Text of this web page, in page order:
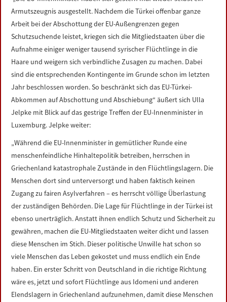
LINKS
DATENSCHUTZERKLÄRUNG
IMPRESSUM
Armutszeugnis ausgestellt. Nachdem die Türkei offenbar ganze
Arbeit bei der Abschottung der EU-Außengrenzen gegen
Schutzsuchende leistet, kriegen sich die Mitgliedstaaten über die
Aufnahme einiger weniger tausend syrischer Flüchtlinge in die
Haare und weigern sich verbindliche Zusagen zu machen. Dabei
sind die entsprechenden Kontingente im Grunde schon im letzten
Jahr beschlossen worden. So beschränkt sich das EU-Türkei-
Abkommen auf Abschottung und Abschiebung“ äußert sich Ulla
Jelpke mit Blick auf das gestrige Treffen der EU-Innenminister in
Luxemburg. Jelpke weiter:
„Während die EU-Innenminister in gemütlicher Runde eine
menschenfeindliche Hinhaltepolitik betreiben, herrschen in
Griechenland katastrophale Zustände in den Flüchtlingslagern. Die
Menschen dort sind unterversorgt und haben faktisch keinen
Zugang zu fairen Asylverfahren – es herrscht völlige Überlastung
der zuständigen Behörden. Die Lage für Flüchtlinge in der Türkei ist
ebenso unerträglich. Anstatt ihnen endlich Schutz und Sicherheit zu
gewähren, machen die EU-Mitgliedstaaten weiter dicht und lassen
diese Menschen im Stich. Dieser politische Unwille hat schon so
viele Menschen das Leben gekostet und muss endlich ein Ende
haben. Ein erster Schritt von Deutschland in die richtige Richtung
wäre es, jetzt und sofort Flüchtlinge aus Idomeni und anderen
Elendslagern in Griechenland aufzunehmen, damit diese Menschen